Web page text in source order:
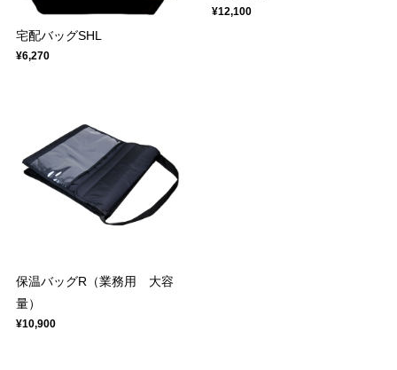
宅配バッグSHL
¥6,270
¥12,100
保温バッグR（業務用 大容
量）
¥10,900